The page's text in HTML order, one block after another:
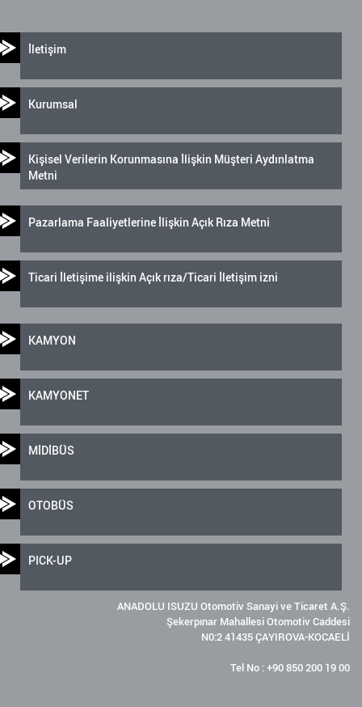
İletişim
Kurumsal
Kişisel Verilerin Korunmasına İlişkin Müşteri Aydınlatma
Metni
Pazarlama Faaliyetlerine İlişkin Açık Rıza Metni
Ticari İletişime ilişkin Açık rıza/Ticari İletişim izni
KAMYON
KAMYONET
MİDİBÜS
OTOBÜS
PICK-UP
ANADOLU ISUZU Otomotiv Sanayi ve Ticaret A.Ş.
Şekerpınar Mahallesi Otomotiv Caddesi
N0:2 41435 ÇAYIROVA-KOCAELİ
Tel No : +90 850 200 19 00